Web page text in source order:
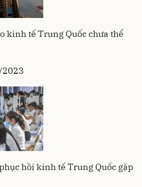
kinh tế Trung Quốc chưa thể
hồi kinh tế Trung Quốc gặp